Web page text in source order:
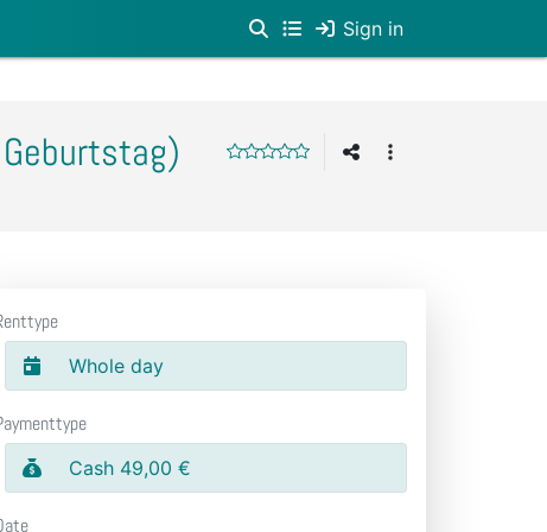
Sign in
Whole day
Cash 49,00 €